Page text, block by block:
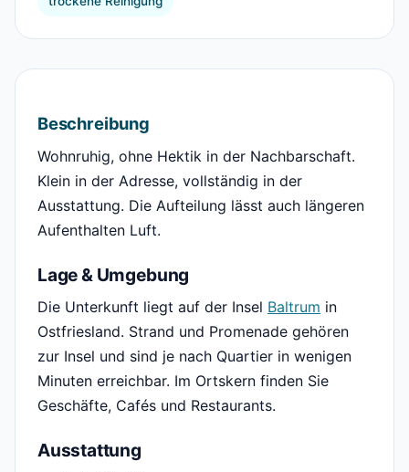
Beschreibung
Wohnruhig, ohne Hektik in der Nachbarschaft.
Klein in der Adresse, vollständig in der
Ausstattung. Die Aufteilung lässt auch längeren
Aufenthalten Luft.
Lage & Umgebung
Die Unterkunft liegt auf der Insel Baltrum in
Ostfriesland. Strand und Promenade gehören
zur Insel und sind je nach Quartier in wenigen
Minuten erreichbar. Im Ortskern finden Sie
Geschäfte, Cafés und Restaurants.
Ausstattung